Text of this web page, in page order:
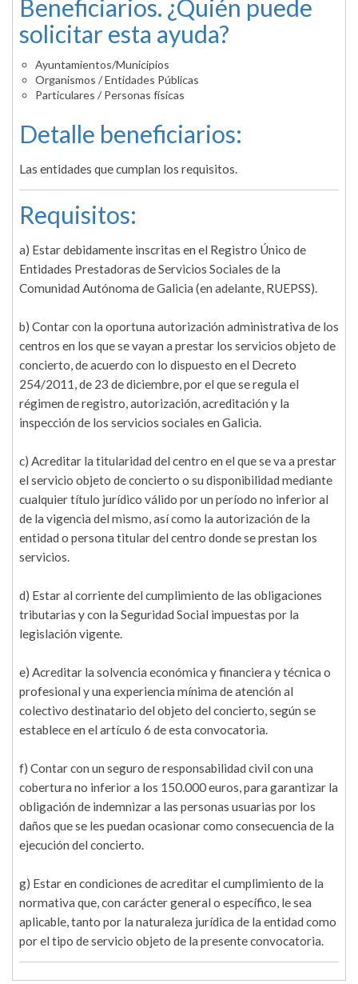
Beneficiarios. ¿Quién puede
solicitar esta ayuda?
Ayuntamientos/Municipios
Organismos / Entidades Públicas
Particulares / Personas físicas
Detalle beneficiarios:
Las entidades que cumplan los requisitos.
Requisitos:
a) Estar debidamente inscritas en el Registro Único de
Entidades Prestadoras de Servicios Sociales de la
Comunidad Autónoma de Galicia (en adelante, RUEPSS).
b) Contar con la oportuna autorización administrativa de los
centros en los que se vayan a prestar los servicios objeto de
concierto, de acuerdo con lo dispuesto en el Decreto
254/2011, de 23 de diciembre, por el que se regula el
régimen de registro, autorización, acreditación y la
inspección de los servicios sociales en Galicia.
c) Acreditar la titularidad del centro en el que se va a prestar
el servicio objeto de concierto o su disponibilidad mediante
cualquier título jurídico válido por un período no inferior al
de la vigencia del mismo, así como la autorización de la
entidad o persona titular del centro donde se prestan los
servicios.
d) Estar al corriente del cumplimiento de las obligaciones
tributarias y con la Seguridad Social impuestas por la
legislación vigente.
e) Acreditar la solvencia económica y financiera y técnica o
profesional y una experiencia mínima de atención al
colectivo destinatario del objeto del concierto, según se
establece en el artículo 6 de esta convocatoria.
f) Contar con un seguro de responsabilidad civil con una
cobertura no inferior a los 150.000 euros, para garantizar la
obligación de indemnizar a las personas usuarias por los
daños que se les puedan ocasionar como consecuencia de la
ejecución del concierto.
g) Estar en condiciones de acreditar el cumplimiento de la
normativa que, con carácter general o específico, le sea
aplicable, tanto por la naturaleza jurídica de la entidad como
por el tipo de servicio objeto de la presente convocatoria.